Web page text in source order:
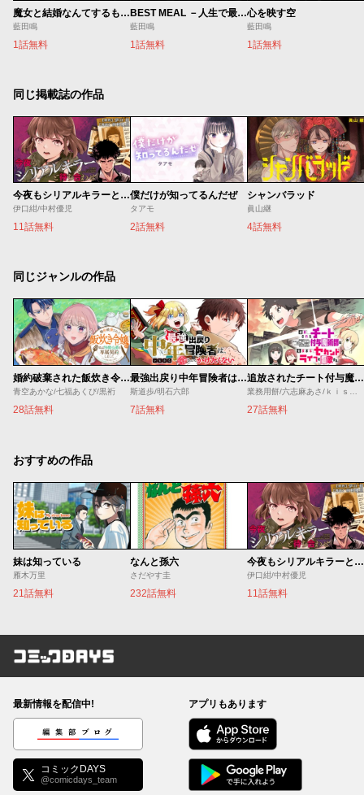
魔女と結婚なんてするもんじゃない！
藍田鳴
1話無料
BEST MEAL －人生で最高の献立－
藍田鳴
1話無料
心を映す空
藍田鳴
1話無料
同じ掲載誌の作品
今夜もシリアルキラーと待ち合わせ
伊口紺/中村優児
11話無料
僕だけが知ってるんだぜ
タアモ
2話無料
シャンバラッド
眞山継
4話無料
同じジャンルの作品
婚約破棄された飯炊き令嬢の私は冷酷公爵と専属契約しました～ですが胃袋を掴んだ結果、冷たかった公爵様がどんどん優しくなっています～
青空あかな/七福あくび/黒裄
28話無料
最強出戻り中年冒険者は、今さら命なんてかけたくない
斯道歩/明石六郎
7話無料
追放されたチート付与魔術師は気ままなセカンドライフを謳歌する。 ～俺は武器だけじゃなく、あらゆるものに『強化ポイント』を付与できるし、俺の意思でいつでも効果を解除できるけど、残った人たち大丈夫？～
業務用餅/六志麻あさ/ｋｉｓｕｉ
27話無料
おすすめの作品
妹は知っている
雁木万里
21話無料
なんと孫六
さだやす圭
232話無料
今夜もシリアルキラーと待ち合わせ
伊口紺/中村優児
11話無料
コミックDAYS
最新情報を配信中!
編集部ブログ
コミックDAYS
@comicdays_team
アプリもあります